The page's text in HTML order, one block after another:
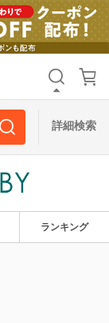
詳細検索
ランキング